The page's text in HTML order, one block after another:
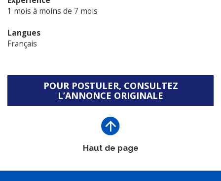
1 mois à moins de 7 mois
Langues
Français
POUR POSTULER, CONSULTEZ
L’ANNONCE ORIGINALE
Haut de page